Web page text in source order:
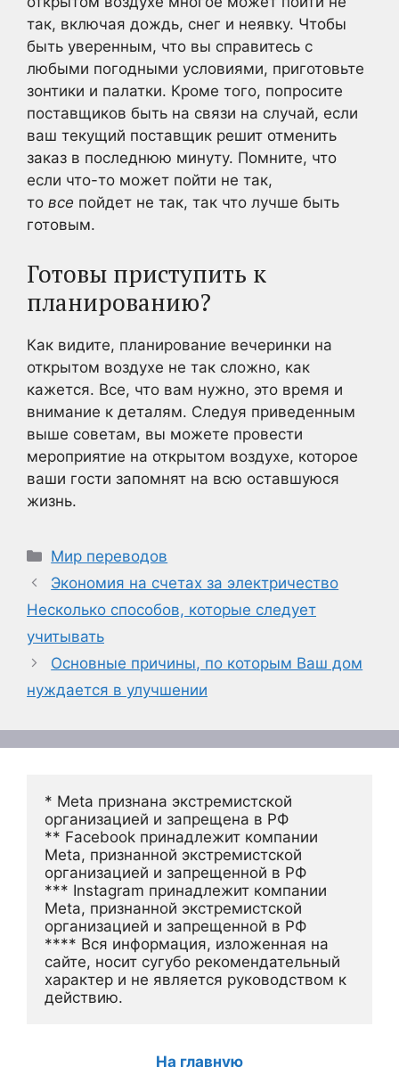
так, включая дождь, снег и неявку. Чтобы
быть уверенным, что вы справитесь с
любыми погодными условиями, приготовьте
зонтики и палатки. Кроме того, попросите
поставщиков быть на связи на случай, если
ваш текущий поставщик решит отменить
заказ в последнюю минуту. Помните, что
если что-то может пойти не так,
то все пойдет не так, так что лучше быть
готовым.
Готовы приступить к
планированию?
Как видите, планирование вечеринки на
открытом воздухе не так сложно, как
кажется. Все, что вам нужно, это время и
внимание к деталям. Следуя приведенным
выше советам, вы можете провести
мероприятие на открытом воздухе, которое
ваши гости запомнят на всю оставшуюся
жизнь.
Рубрики
Мир переводов
Экономия на счетах за электричество
Несколько способов, которые следует
учитывать
Основные причины, по которым Ваш дом
нуждается в улучшении
* Meta признана экстремистской
организацией и запрещена в РФ
** Facebook принадлежит компании
Meta, признанной экстремистской
организацией и запрещенной в РФ
*** Instagram принадлежит компании
Meta, признанной экстремистской
организацией и запрещенной в РФ
**** Вся информация, изложенная на
сайте, носит сугубо рекомендательный
характер и не является руководством к
действию.
На главную